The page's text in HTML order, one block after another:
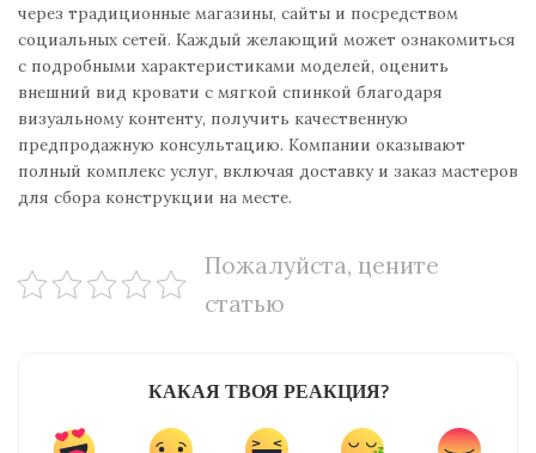
через традиционные магазины, сайты и посредством
социальных сетей. Каждый желающий может ознакомиться
с подробными характеристиками моделей, оценить
внешний вид кровати с мягкой спинкой благодаря
визуальному контенту, получить качественную
предпродажную консультацию. Компании оказывают
полный комплекс услуг, включая доставку и заказ мастеров
для сбора конструкции на месте.
Пожалуйста, цените
статью
КАКАЯ ТВОЯ РЕАКЦИЯ?